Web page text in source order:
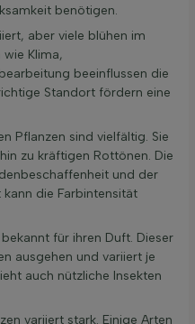
benötigen.
aber viele blühen im
Klima,
beeinflussen die
Standort fördern eine
Pflanzen sind vielfältig. Sie
zu kräftigen Rottönen. Die
und der
die Farbintensität
für ihren Duft. Dieser
ausgehen und variiert je
auch nützliche Insekten
variiert stark. Einige Arten